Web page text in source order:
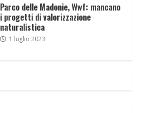
Parco delle Madonie, Wwf: mancano
i progetti di valorizzazione
naturalistica
1 luglio 2023